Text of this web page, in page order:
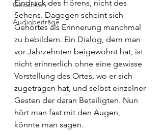
Gedanken
Audiobeiträge
Eindruck des Hörens, nicht des
Sehens. Dagegen scheint sich
Gehörtes als Erinnerung manchmal
zu bebildern. Ein Dialog, dem man
vor Jahrzehnten beigewohnt hat, ist
nicht erinnerlich ohne eine gewisse
Vorstellung des Ortes, wo er sich
zugetragen hat, und selbst einzelner
Gesten der daran Beteiligten. Nun
hört man fast mit den Augen,
könnte man sagen.